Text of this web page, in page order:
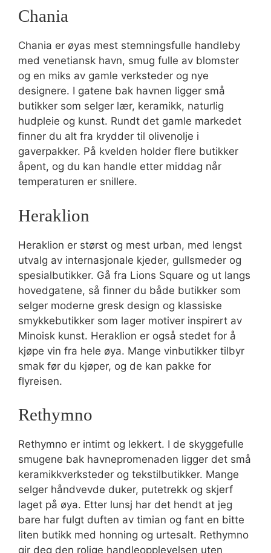
Chania
Chania er øyas mest stemningsfulle handleby
med venetiansk havn, smug fulle av blomster
og en miks av gamle verksteder og nye
designere. I gatene bak havnen ligger små
butikker som selger lær, keramikk, naturlig
hudpleie og kunst. Rundt det gamle markedet
finner du alt fra krydder til olivenolje i
gaverpakker. På kvelden holder flere butikker
åpent, og du kan handle etter middag når
temperaturen er snillere.
Heraklion
Heraklion er størst og mest urban, med lengst
utvalg av internasjonale kjeder, gullsmeder og
spesialbutikker. Gå fra Lions Square og ut langs
hovedgatene, så finner du både butikker som
selger moderne gresk design og klassiske
smykkebutikker som lager motiver inspirert av
Minoisk kunst. Heraklion er også stedet for å
kjøpe vin fra hele øya. Mange vinbutikker tilbyr
smak før du kjøper, og de kan pakke for
flyreisen.
Rethymno
Rethymno er intimt og lekkert. I de skyggefulle
smugene bak havnepromenaden ligger det små
keramikkverksteder og tekstilbutikker. Mange
selger håndvevde duker, putetrekk og skjerf
laget på øya. Etter lunsj har det hendt at jeg
bare har fulgt duften av timian og fant en bitte
liten butikk med honning og urtesalt. Rethymno
gir deg den rolige handleopplevelsen uten